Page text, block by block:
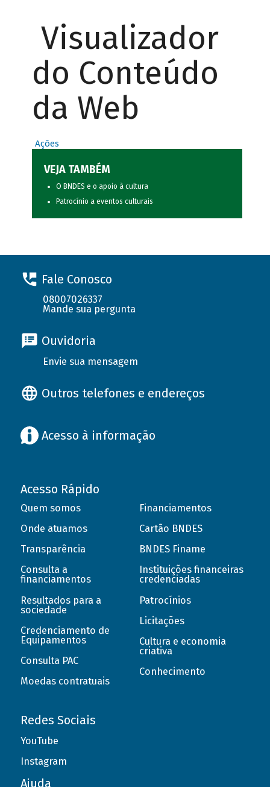
Visualizador
do Conteúdo
da Web
Ações
VEJA TAMBÉM
O BNDES e o apoio à cultura
Patrocínio a eventos culturais
Fale Conosco
08007026337
Mande sua pergunta
Ouvidoria
Envie sua mensagem
Outros telefones e endereços
Acesso à informação
Acesso Rápido
Quem somos
Onde atuamos
Transparência
Consulta a
financiamentos
Resultados para a
sociedade
Credenciamento de
Equipamentos
Consulta PAC
Moedas contratuais
Financiamentos
Cartão BNDES
BNDES Finame
Instituições financeiras
credenciadas
Patrocínios
Licitações
Cultura e economia
criativa
Conhecimento
Redes Sociais
YouTube
Instagram
Ajuda